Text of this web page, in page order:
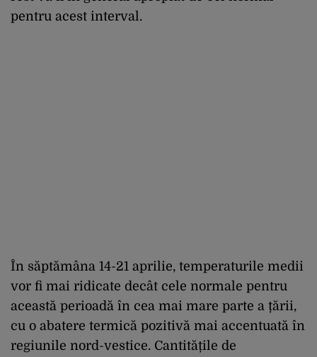
pentru acest interval.
În săptămâna 14-21 aprilie, temperaturile medii
vor fi mai ridicate decât cele normale pentru
această perioadă în cea mai mare parte a țării,
cu o abatere termică pozitivă mai accentuată în
regiunile nord-vestice. Cantitățile de